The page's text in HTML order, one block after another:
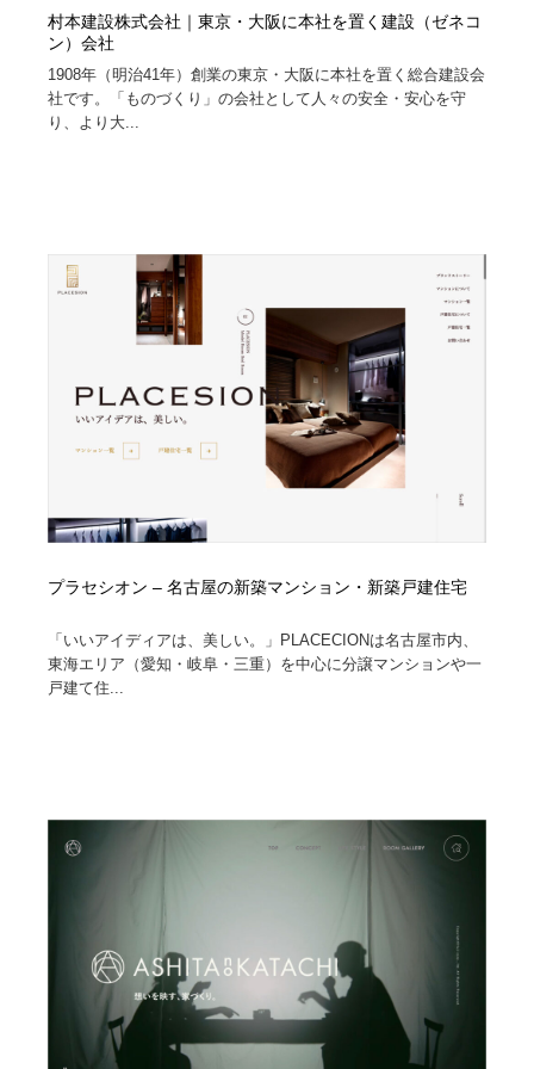
村本建設株式会社｜東京・大阪に本社を置く建設（ゼネコ
ン）会社
1908年（明治41年）創業の東京・大阪に本社を置く総合建設会
社です。「ものづくり」の会社として人々の安全・安心を守
り、より大...
プラセシオン – 名古屋の新築マンション・新築戸建住宅
「いいアイディアは、美しい。」PLACECIONは名古屋市内、
東海エリア（愛知・岐阜・三重）を中心に分譲マンションや一
戸建て住...